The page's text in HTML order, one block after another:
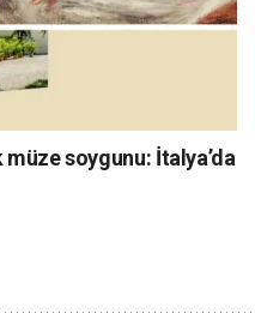
soygunu: İtalya’da